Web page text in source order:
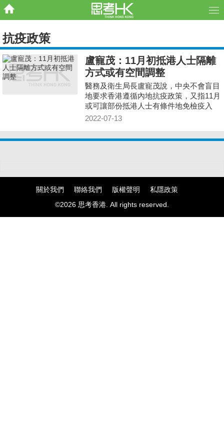
抗疫政策
盧寵茂：11月初抵港人士隔離
方式或有空間調整
醫務及衛生局長盧寵茂說，中央不會盲目
地要求香港遵循內地抗疫政策，又指11月
或可讓部份抵港人士有條件地免檢疫入
境。
2022-07-13
關於我們 聯絡我們 版權聲明
私隱政策
©2026 思考香港. All rights reserved.